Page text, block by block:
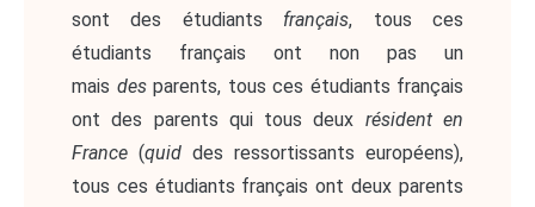
sont des étudiants français, tous ces
étudiants français ont non pas un
mais desparents, tous ces étudiants français
ont des parents qui tous deux résident en
France (quid des ressortissants européens),
tous ces étudiants français ont deux parents